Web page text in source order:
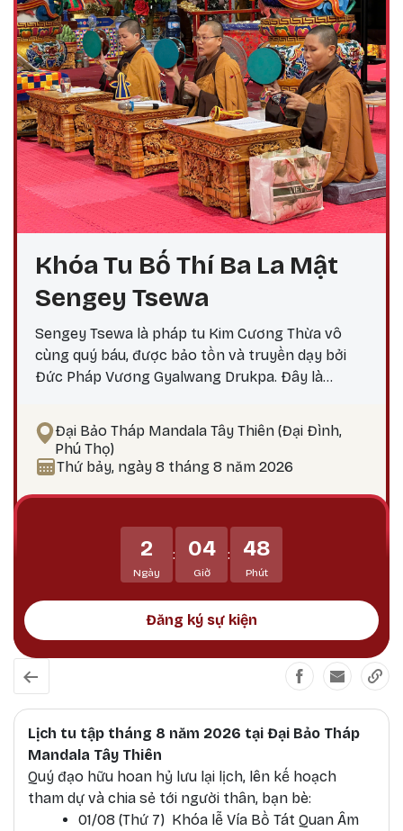
Khóa Tu Bố Thí Ba La Mật
Sengey Tsewa
Sengey Tsewa là pháp tu Kim Cương Thừa vô
cùng quý báu, được bảo tồn và truyền dạy bởi
Đức Pháp Vương Gyalwang Drukpa. Đây là
phiền não bám chấp khổ đau Tích lũy công đức,
hướng tới giác ngộ Tại sao nên thực hành vào
ngày 25? Theo lịch Kim Cương Thừa, ngày 25 là
Phật Bản Tôn Mẫu Tính.
Đại Bảo Tháp Mandala Tây Thiên (Đại Đình,
Phú Thọ)
Thứ bảy, ngày 8 tháng 8 năm 2026
2
Ngày
: 04
Giờ
: 48
Phút
Đăng ký sự kiện
Lịch tu tập tháng 8 năm 2026 tại Đại Bảo Tháp
Mandala Tây Thiên
Quý đạo hữu hoan hỷ lưu lại lịch, lên kế hoạch
tham dự và chia sẻ tới người thân, bạn bè:
01/08 (Thứ 7) Khóa lễ Vía Bồ Tát Quan Âm